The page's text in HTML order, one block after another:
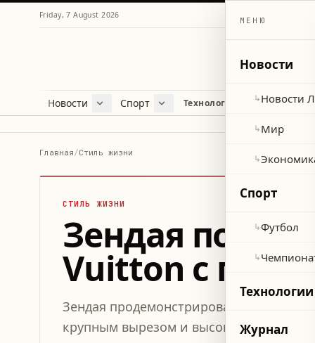
Friday, 7 August 2026
Новости
Новости ЛиванаСпорт
Футбол
Технологии и наука
Главная/Стиль жизни
СТИЛЬ ЖИЗНИ
Зендая
Vuitton с
Зендая продемонстрировала смелый
крупным вырезом и высоким разрезом
МЕНЮ
Новости
↳Новости
↳Мир
↳
Спорт
↳Футбол
↳
Технологии
Журнал